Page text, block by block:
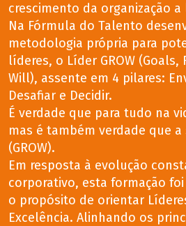
crescimento da organização
Na Fórmula do Talento
metodologia própria para
líderes, o Líder GROW (Goals,
Will), assente em 4 pilares:
Desafiar e Decidir.
É verdade que para tudo na
mas é também verdade que
(GROW).
Em resposta à evolução
corporativo, esta formação
o propósito de orientar
Excelência. Alinhando os